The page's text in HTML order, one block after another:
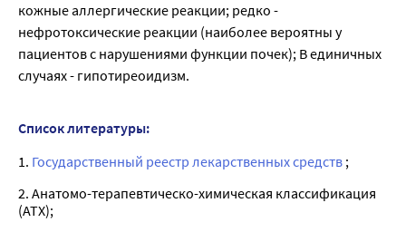
кожные аллергические реакции; редко -
нефротоксические реакции (наиболее вероятны у
пациентов с нарушениями функции почек); В единичных
случаях - гипотиреоидизм.
Список литературы:
1. Государственный реестр лекарственных средств ;
2. Анатомо-терапевтическо-химическая классификация
(ATX);